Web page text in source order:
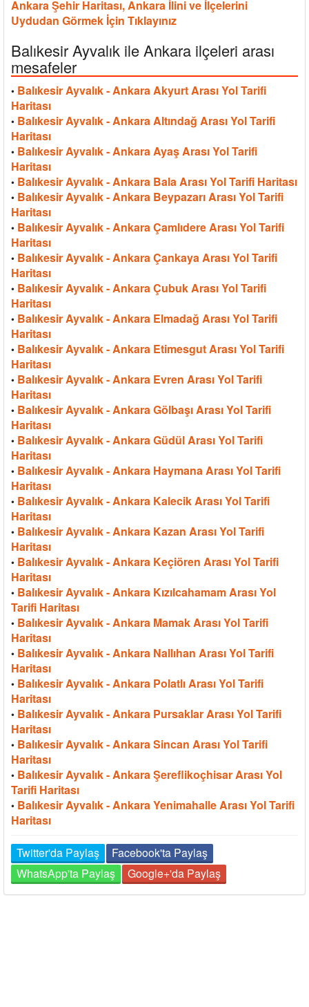
Ankara Şehir Haritası, Ankara İlini ve İlçelerini
Uydudan Görmek İçin Tıklayınız
Balıkesir Ayvalık ile Ankara ilçeleri arası
mesafeler
• Balıkesir Ayvalık - Ankara Akyurt Arası Yol Tarifi
Haritası
• Balıkesir Ayvalık - Ankara Altındağ Arası Yol Tarifi
Haritası
• Balıkesir Ayvalık - Ankara Ayaş Arası Yol Tarifi
Haritası
• Balıkesir Ayvalık - Ankara Bala Arası Yol Tarifi Haritası
• Balıkesir Ayvalık - Ankara Beypazarı Arası Yol Tarifi
Haritası
• Balıkesir Ayvalık - Ankara Çamlıdere Arası Yol Tarifi
Haritası
• Balıkesir Ayvalık - Ankara Çankaya Arası Yol Tarifi
Haritası
• Balıkesir Ayvalık - Ankara Çubuk Arası Yol Tarifi
Haritası
• Balıkesir Ayvalık - Ankara Elmadağ Arası Yol Tarifi
Haritası
• Balıkesir Ayvalık - Ankara Etimesgut Arası Yol Tarifi
Haritası
• Balıkesir Ayvalık - Ankara Evren Arası Yol Tarifi
Haritası
• Balıkesir Ayvalık - Ankara Gölbaşı Arası Yol Tarifi
Haritası
• Balıkesir Ayvalık - Ankara Güdül Arası Yol Tarifi
Haritası
• Balıkesir Ayvalık - Ankara Haymana Arası Yol Tarifi
Haritası
• Balıkesir Ayvalık - Ankara Kalecik Arası Yol Tarifi
Haritası
• Balıkesir Ayvalık - Ankara Kazan Arası Yol Tarifi
Haritası
• Balıkesir Ayvalık - Ankara Keçiören Arası Yol Tarifi
Haritası
• Balıkesir Ayvalık - Ankara Kızılcahamam Arası Yol
Tarifi Haritası
• Balıkesir Ayvalık - Ankara Mamak Arası Yol Tarifi
Haritası
• Balıkesir Ayvalık - Ankara Nallıhan Arası Yol Tarifi
Haritası
• Balıkesir Ayvalık - Ankara Polatlı Arası Yol Tarifi
Haritası
• Balıkesir Ayvalık - Ankara Pursaklar Arası Yol Tarifi
Haritası
• Balıkesir Ayvalık - Ankara Sincan Arası Yol Tarifi
Haritası
• Balıkesir Ayvalık - Ankara Şereflikoçhisar Arası Yol
Tarifi Haritası
• Balıkesir Ayvalık - Ankara Yenimahalle Arası Yol Tarifi
Haritası
Twitter'da Paylaş
Facebook'ta Paylaş
WhatsApp'ta Paylaş
Google+'da Paylaş